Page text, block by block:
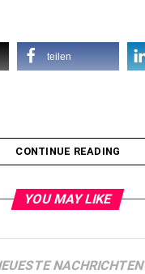
teilen
CONTINUE READING
YOU MAY LIKE
NACHRICHTEN